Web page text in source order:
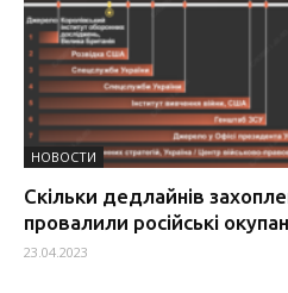
НОВОСТИ
Скільки дедлайнів
провалили російські
23.04.2023